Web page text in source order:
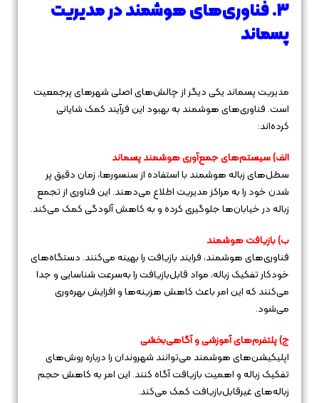
3. فناوری‌های هوشمند در مدیریت
پسماند
مدیریت پسماند یکی دیگر از چالش‌های اصلی شهرهای پرجمعیت
است. فناوری‌های هوشمند به بهبود این فرآیند کمک شایانی
کرده‌اند:
الف) سیستم‌های جمع‌آوری هوشمند پسماند
سطل‌های زباله هوشمند با استفاده از سنسورها، زمان دقیق پر
شدن خود را به مراکز مدیریت اطلاع می‌دهند. این فناوری از تجمع
زباله در خیابان‌ها جلوگیری کرده و به کاهش آلودگی کمک می‌کند.
ب) بازیافت هوشمند
فناوری‌های هوشمند، فرایند بازیافت را بهینه می‌کنند. دستگاه‌های
خودکار تفکیک زباله، مواد قابل‌بازیافت را به‌سرعت شناسایی و جدا
می‌کنند که این امر باعث کاهش هزینه‌ها و افزایش بهره‌وری
می‌شود.
ج) پلتفرم‌های آموزشی و آگاهی‌بخشی
اپلیکیشن‌های هوشمند می‌توانند شهروندان را درباره روش‌های
تفکیک زباله و اهمیت بازیافت آگاه کنند. این امر به کاهش حجم
زباله‌های غیرقابل‌بازیافت کمک می‌کند.